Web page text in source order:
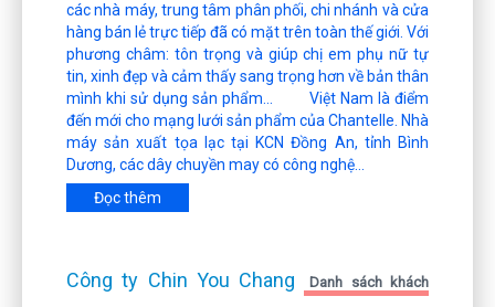
các nhà máy, trung tâm phân phối, chi nhánh và cửa
hàng bán lẻ trực tiếp đã có mặt trên toàn thế giới. Với
phương châm: tôn trọng và giúp chị em phụ nữ tự
tin, xinh đẹp và cảm thấy sang trọng hơn về bản thân
mình khi sử dụng sản phẩm... Việt Nam là điểm
đến mới cho mạng lưới sản phẩm của Chantelle. Nhà
máy sản xuất tọa lạc tại KCN Đồng An, tỉnh Bình
Dương, các dây chuyền may có công nghệ...
Đọc thêm
Công ty Chin You Chang Danh sách khách